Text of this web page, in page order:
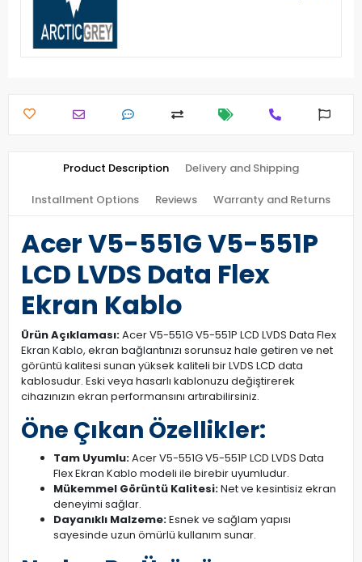
Product Description Delivery and Shipping
Installment Options Reviews Warranty and Returns
Acer V5-551G V5-551P
LCD LVDS Data Flex
Ekran Kablo
Ürün Açıklaması:Acer V5-551G V5-551P LCD LVDS Data Flex
Ekran Kablo, ekran bağlantınızı sorunsuz hale getiren ve net
görüntü kalitesi sunan yüksek kaliteli bir LVDS LCD data
kablosudur. Eski veya hasarlı kablonuzu değiştirerek
cihazınızın ekran performansını artırabilirsiniz.
Öne Çıkan Özellikler:
Tam Uyumlu:Acer V5-551G V5-551P LCD LVDS Data
Flex Ekran Kablo modeli ile birebir uyumludur.
Mükemmel Görüntü Kalitesi:Net ve kesintisiz ekran
deneyimi sağlar.
Dayanıklı Malzeme:Esnek ve sağlam yapısı
sayesinde uzun ömürlü kullanım sunar.